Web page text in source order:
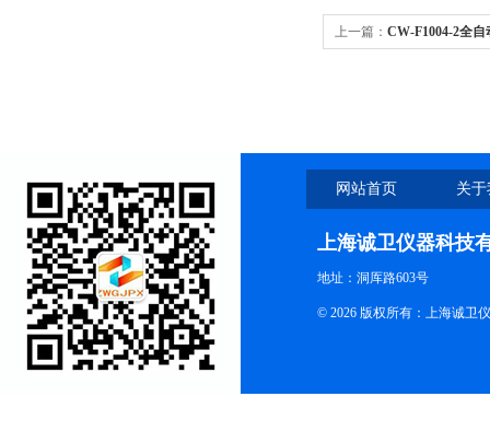
上一篇： CW-F1004-2全
网站首页 关
上海诚卫仪器科技
地址：洞厍路603号
© 2026 版权所有：上海诚卫